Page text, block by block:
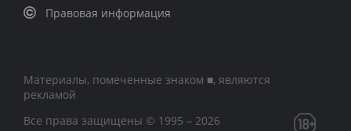
Правовая информация
Материалы, помеченные знаком ■, являются
рекламой
Все права защищены © 1995 – 2026